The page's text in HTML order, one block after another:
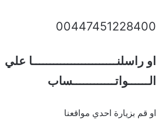
00447451228400
او راسلنــــــــــــــــــــــــا علي
الــــــواتــــــــــــساب
او قم بزيارة احدي مواقعنا